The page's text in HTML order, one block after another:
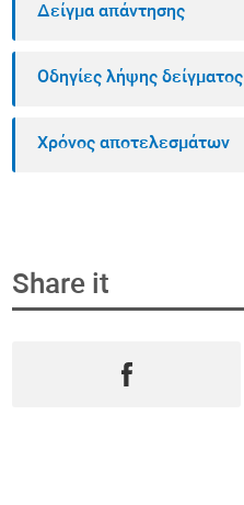
Δείγμα απάντησης
Οδηγίες λήψης δείγματος
Χρόνος αποτελεσμάτων
Share it